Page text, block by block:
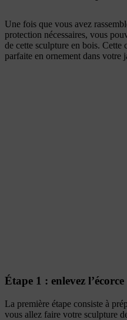
Une fois que vous avez
protection nécessaires, vous
de cette sculpture en bois. Cette
parfaite en ornement dans votre
Étape 1 : enlevez
La première étape consiste à
vous allez faire votre sculpture